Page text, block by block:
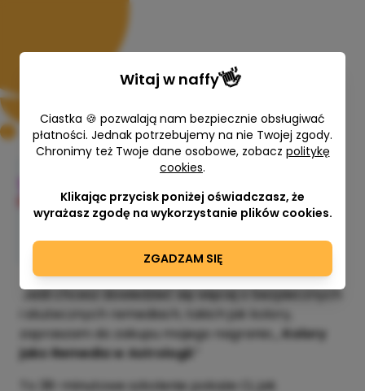
🔴🟢🔵 Kolory jako Remedia w
Astrologii 🔴🟢🔵
Natalia Stala
Jeśli chcesz dowiedzieć się więcej o bezpiecznych
i skutecznych remediach, takich jak kolory,
zapraszam do zakupu mojego nagrania „
Kolory
jako Remedia w Astrologii
To 38-minutowe szkolenie pokaże Ci, jak
Witaj w naffy👋
Ciastka 🍪 pozwalają nam bezpiecznie obsługiwać
płatności. Jednak potrzebujemy na nie Twojej zgody.
Chronimy też Twoje dane osobowe, zobacz politykę
cookies.
Klikając przycisk poniżej oświadczasz, że
wyrażasz zgodę na wykorzystanie plików cookies.
ZGADZAM SIĘ